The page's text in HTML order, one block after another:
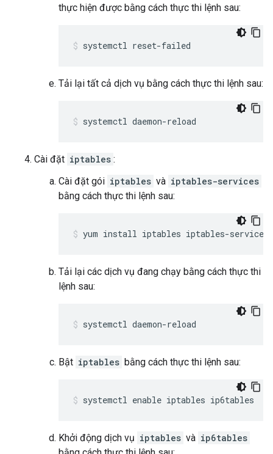
thực hiện được bằng cách thực thi lệnh sau:
systemctl reset-failed
Tải lại tất cả dịch vụ bằng cách thực thi lệnh sau:
systemctl daemon-reload
Cài đặt iptables :
Cài đặt gói iptables và iptables-services
bằng cách thực thi lệnh sau:
yum install iptables iptables-services
Tải lại các dịch vụ đang chạy bằng cách thực thi
lệnh sau:
systemctl daemon-reload
Bật iptables bằng cách thực thi lệnh sau:
systemctl enable iptables ip6tables
Khởi động dịch vụ iptables và ip6tables